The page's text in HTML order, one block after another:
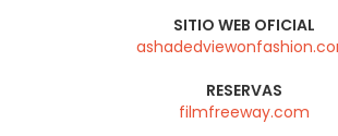
SITIO WEB OFICIAL
RESERVAS
filmfreeway.com